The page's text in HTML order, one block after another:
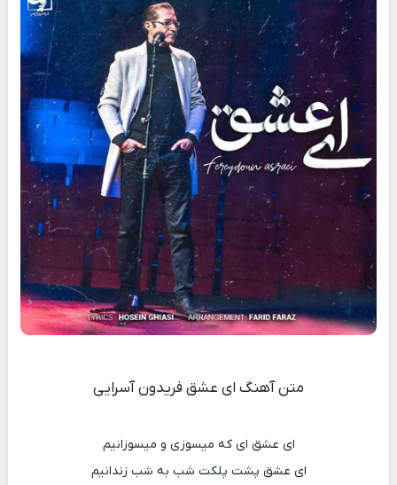
متن آهنگ ای عشق فریدون آسرایی
ای عشق ای که میسوزی و میسوزانیم
ای عشق پشت پلکت شب به شب زندانیم